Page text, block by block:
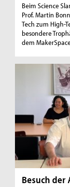
Beim Science
Prof. Martin
Tech zum High-
besondere
dem
Besuch der